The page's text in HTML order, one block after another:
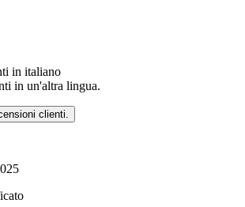
in italiano
in un'altra lingua.
clienti.